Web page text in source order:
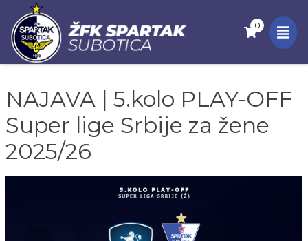
0
NAJAVA | 5.kolo PLAY-OFF
Super lige Srbije za žene
2025/26